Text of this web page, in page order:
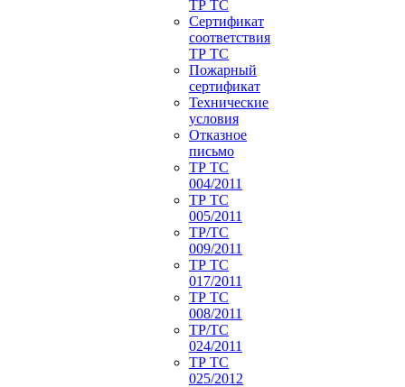
ТР ТС
Сертификат
соответствия
ТР ТС
Пожарный
сертификат
Технические
условия
Отказное
письмо
ТР ТС
004/2011
ТР ТС
005/2011
ТР/ТС
009/2011
ТР ТС
017/2011
ТР ТС
008/2011
ТР/ТС
024/2011
ТР ТС
025/2012